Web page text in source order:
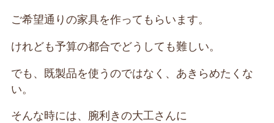
ご希望通りの家具を作ってもらいます。
けれども予算の都合でどうしても難しい。
でも、既製品を使うのではなく、あきらめたくな
い。
そんな時には、腕利きの大工さんに